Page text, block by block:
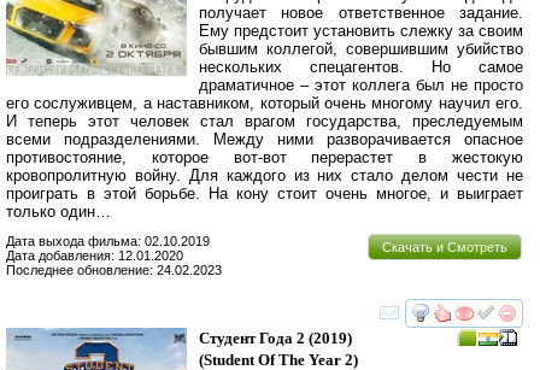
получает новое ответственное задание.
Ему предстоит установить слежку за своим
бывшим коллегой, совершившим убийство
нескольких спецагентов. Но самое
драматичное – этот коллега был не просто
его сослуживцем, а наставником, который очень многому научил его.
И теперь этот человек стал врагом государства, преследуемым
всеми подразделениями. Между ними разворачивается опасное
противостояние, которое вот-вот перерастет в жестокую
кровопролитную войну. Для каждого из них стало делом чести не
проиграть в этой борьбе. На кону стоит очень многое, и выиграет
только один…
Скачать и Смотреть
Дата выхода фильма: 02.10.2019
Дата добавления: 12.01.2020
Последнее обновление: 24.02.2023
смотреть
Студент Года 2 (2019)
(Student Of The Year 2)